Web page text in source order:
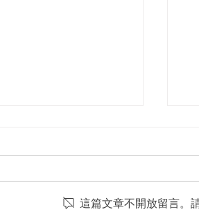
這篇文章不開放留言。